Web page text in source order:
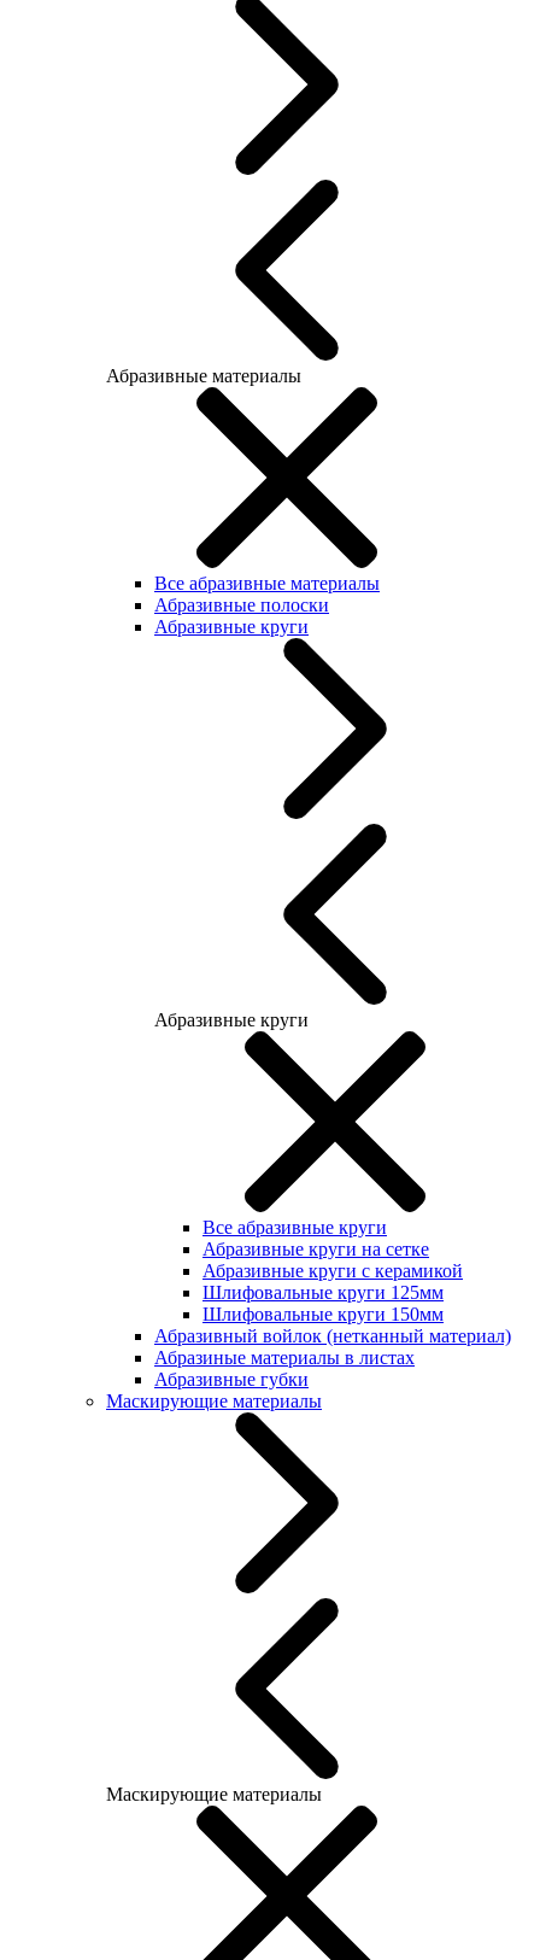
Абразивные материалы
Все абразивные материалы
Абразивные полоски
Абразивные круги
Абразивные круги
Все абразивные круги
Абразивные круги на сетке
Абразивные круги с керамикой
Шлифовальные круги 125мм
Шлифовальные круги 150мм
Абразивный войлок (нетканный материал)
Абразиные материалы в листах
Абразивные губки
Маскирующие материалы
Маскирующие материалы